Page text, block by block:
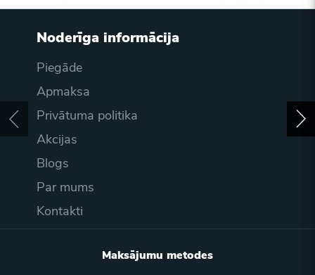
Noderīga informācija
Piegāde
Apmaksa
Privātuma politika
Akcijas
Blogs
Par mums
Kontakti
Maksājumu metodes